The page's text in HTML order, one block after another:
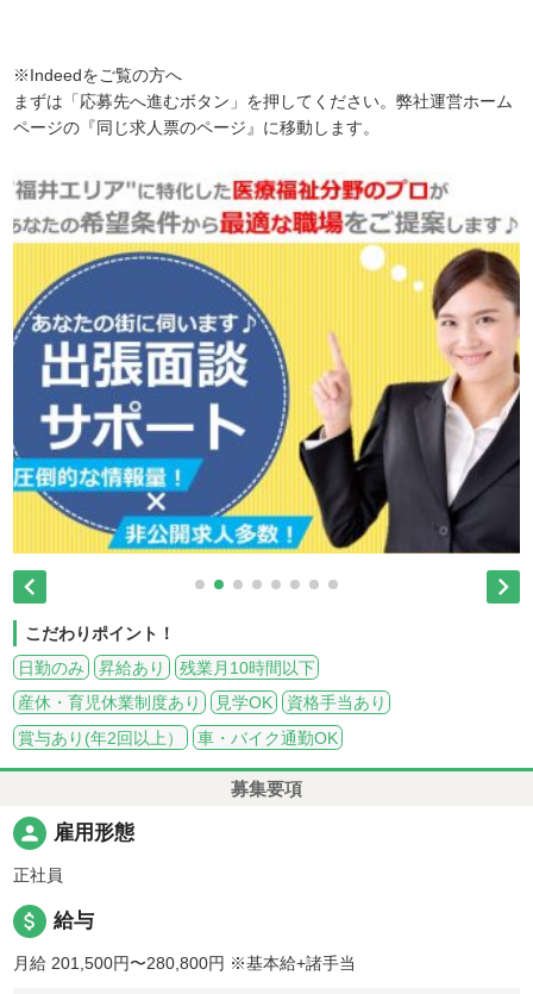
※Indeedをご覧の方へ
まずは「応募先へ進むボタン」を押してください。弊社運営ホーム
ページの『同じ求人票のページ』に移動します。
 
こだわりポイント！
日勤のみ
昇給あり
残業月10時間以下
産休・育児休業制度あり
見学OK
資格手当あり
賞与あり(年2回以上）
車・バイク通勤OK
募集要項
person 雇用形態
正社員
attach_money 給与
月給 201,500円〜280,800円 ※基本給+諸手当